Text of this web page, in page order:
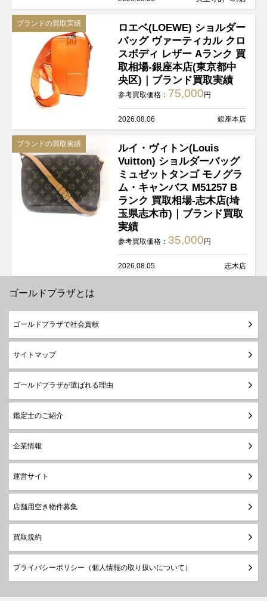
ブランドの買取実績
ロエベ(LOEWE) ショルダー
バッグ ヴァーティカル クロ
スボディ レザー Aランク 買
取相場-銀座本店(東京都中
央区)｜ブランド買取実績
参考買取価格： 75,000 円
2026.08.06 銀座本店
ブランドの買取実績
ルイ・ヴィトン(Louis
Vuitton) ショルダーバッグ
ミュゼットタンゴ モノグラ
ム・キャンバス M51257 B
ランク 買取相場-志木店(埼
玉県志木市)｜ブランド買取
実績
参考買取価格： 35,000 円
2026.08.05 志木店
ゴールドプラザとは
ゴールドプラザで社会貢献
サイトマップ
ゴールドプラザが選ばれる理由
鑑定士のご紹介
企業情報
運営サイト
店舗用空き物件募集
買取規約
プライバシーポリシー（個人情報の取り扱いについて）